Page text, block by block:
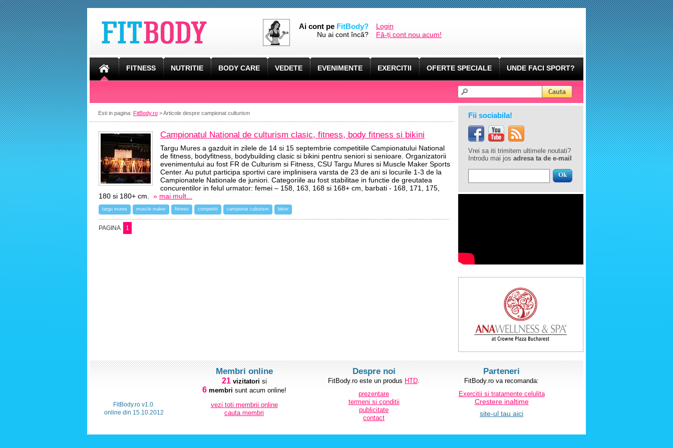
Ai cont pe FitBody?
Login
Nu ai cont încă?
Fă-ți cont nou acum!
FITNESS NUTRITIE BODY CARE VEDETE EVENIMENTE EXERCITII OFERTE SPECIALE UNDE FACI SPORT?
Esti in pagina: FitBody.ro > Articole despre campionat culturism
Campionatul National de culturism clasic, fitness, body fitness si bikini
Targu Mures a gazduit in zilele de 14 si 15 septembrie competitiile Campionatului National
de fitness, bodyfitness, bodybuilding clasic si bikini pentru seniori si senioare. Organizatorii
evenimentului au fost FR de Culturism si Fitness, CSU Targu Mures si Muscle Maker Sports
Center. Au putut participa sportivi care implinisera varsta de 23 de ani si locurile 1-3 de la
Campionatele Nationale de juniori. Categoriile au fost stabilitae in functie de greutatea
concurentilor in felul urmator: femei – 158, 163, 168 si 168+ cm, barbati - 168, 171, 175,
180 si 180+ cm. » mai mult...
targu mures muscle maker fitness competitii campionat culturism bikini
PAGINA 1
Fii sociabila!
Vrei sa iti trimitem ultimele noutati?
Introdu mai jos adresa ta de e-mail
FitBody.ro v1.0.
online din 15.10.2012
Membri online
21vizitatori si
6membri sunt acum online!
vezi toti membrii online
cauta membri
Despre noi
FitBody.ro este un produs HTD.
prezentare
termeni si conditii
publicitate
contact
Parteneri
FitBody.ro va recomanda:
Exercitii si tratamente celulita
Crestere inaltime
site-ul tau aici